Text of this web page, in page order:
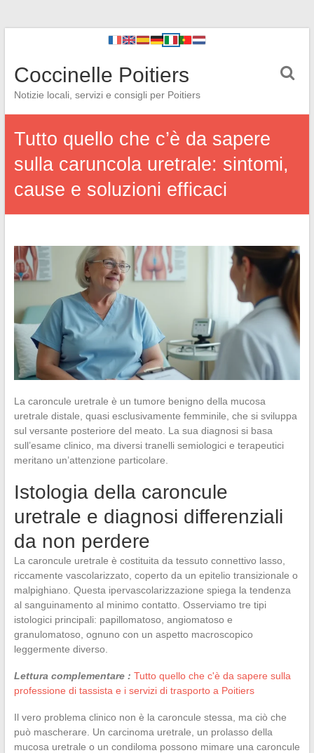
Coccinelle Poitiers
Notizie locali, servizi e consigli per Poitiers
Tutto quello che c’è da sapere
sulla caruncola uretrale: sintomi,
cause e soluzioni efficaci
La caroncule uretrale è un tumore benigno della mucosa
uretrale distale, quasi esclusivamente femminile, che si sviluppa
sul versante posteriore del meato. La sua diagnosi si basa
sull’esame clinico, ma diversi tranelli semiologici e terapeutici
meritano un’attenzione particolare.
Istologia della caroncule
uretrale e diagnosi differenziali
da non perdere
La caroncule uretrale è costituita da tessuto connettivo lasso,
riccamente vascolarizzato, coperto da un epitelio transizionale o
malpighiano. Questa ipervascolarizzazione spiega la tendenza
al sanguinamento al minimo contatto. Osserviamo tre tipi
istologici principali: papillomatoso, angiomatoso e
granulomatoso, ognuno con un aspetto macroscopico
leggermente diverso.
Lettura complementare : Tutto quello che c'è da sapere sulla
professione di tassista e i servizi di trasporto a Poitiers
Il vero problema clinico non è la caroncule stessa, ma ciò che
può mascherare. Un carcinoma uretrale, un prolasso della
mucosa uretrale o un condiloma possono mimare una caroncule